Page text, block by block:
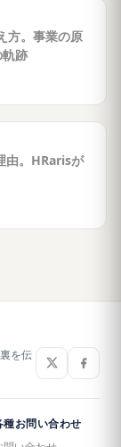
方。事業の原
跡
由。HRarisが
を伝
種お問い合わせ